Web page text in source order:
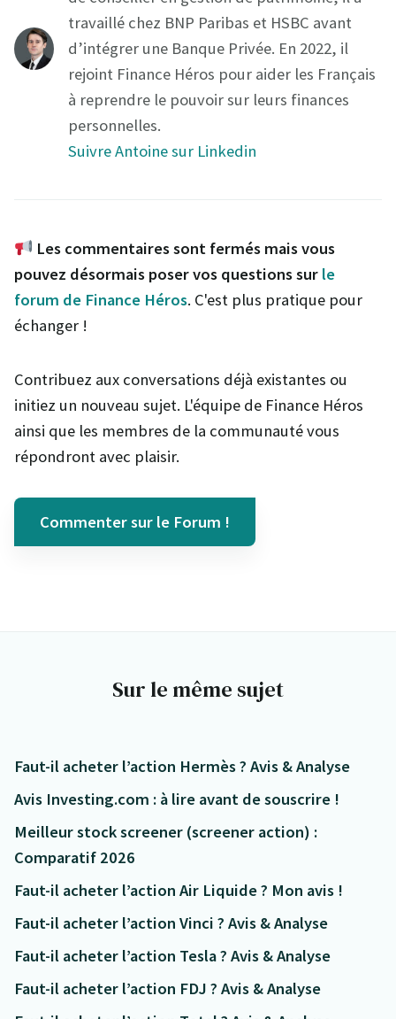
travaillé chez BNP Paribas et HSBC avant
d’intégrer une Banque Privée. En 2022, il
rejoint Finance Héros pour aider les Français
à reprendre le pouvoir sur leurs finances
personnelles.
Suivre Antoine sur Linkedin
Les commentaires sont fermés mais vous
pouvez désormais poser vos questions sur le
forum de Finance Héros. C'est plus pratique pour
échanger !
Contribuez aux conversations déjà existantes ou
initiez un nouveau sujet. L'équipe de Finance Héros
ainsi que les membres de la communauté vous
répondront avec plaisir.
Commenter sur le Forum !
Sur le même sujet
Faut-il acheter l’action Hermès ? Avis & Analyse
Avis Investing.com : à lire avant de souscrire !
Meilleur stock screener (screener action) :
Comparatif 2026
Faut-il acheter l’action Air Liquide ? Mon avis !
Faut-il acheter l’action Vinci ? Avis & Analyse
Faut-il acheter l’action Tesla ? Avis & Analyse
Faut-il acheter l’action FDJ ? Avis & Analyse